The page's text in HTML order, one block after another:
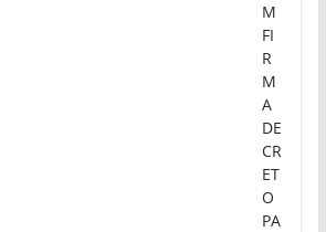
M
FI
R
M
A
DE
CR
ET
O
PA